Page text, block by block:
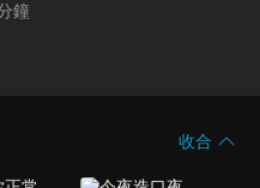
鐘
收合